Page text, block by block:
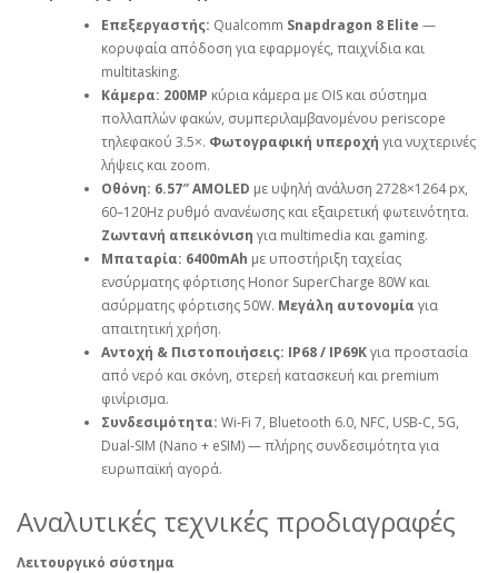
Επεξεργαστής: Qualcomm Snapdragon 8 Elite —
κορυφαία απόδοση για εφαρμογές, παιχνίδια και
multitasking.
Κάμερα: 200MP κύρια κάμερα με OIS και σύστημα
πολλαπλών φακών, συμπεριλαμβανομένου periscope
τηλεφακού 3.5×. Φωτογραφική υπεροχή για νυχτερινές
λήψεις και zoom.
Οθόνη: 6.57″ AMOLED με υψηλή ανάλυση 2728×1264 px,
60–120Hz ρυθμό ανανέωσης και εξαιρετική φωτεινότητα.
Ζωντανή απεικόνιση για multimedia και gaming.
Μπαταρία: 6400mAh με υποστήριξη ταχείας
ενσύρματης φόρτισης Honor SuperCharge 80W και
ασύρματης φόρτισης 50W. Μεγάλη αυτονομία για
απαιτητική χρήση.
Αντοχή & Πιστοποιήσεις: IP68 / IP69Kγια προστασία
από νερό και σκόνη, στερεή κατασκευή και premium
φινίρισμα.
Συνδεσιμότητα: Wi‑Fi 7, Bluetooth 6.0, NFC, USB‑C, 5G,
Dual‑SIM (Nano + eSIM) — πλήρης συνδεσιμότητα για
ευρωπαϊκή αγορά.
Αναλυτικές τεχνικές προδιαγραφές
Λειτουργικό σύστημα